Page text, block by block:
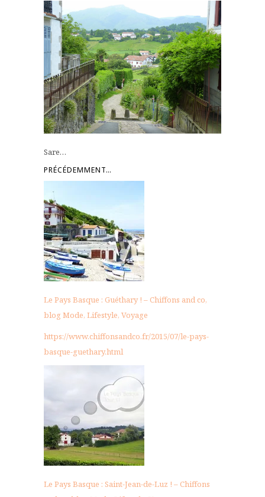
Sare…
PRÉCÉDEMMENT…
Le Pays Basque : Guéthary ! – Chiffons and co,
blog Mode, Lifestyle, Voyage
https://www.chiffonsandco.fr/2015/07/le-pays-
basque-guethary.html
Le Pays Basque : Saint-Jean-de-Luz ! – Chiffons